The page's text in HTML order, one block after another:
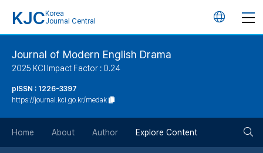
KJC Korea
Journal Central
언
Journal of Modern English Drama
2025 KCI Impact Factor : 0.24
pISSN : 1226-3397
https://journal.kci.go.kr/medak
Home About Author Explore Content